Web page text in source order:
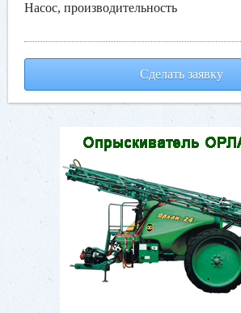
Насос, производительность
Сделать заявку